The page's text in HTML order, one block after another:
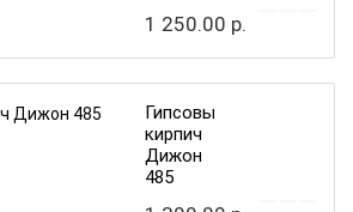
1 250.00 р.
Гипсовый
кирпич
Дижон
485